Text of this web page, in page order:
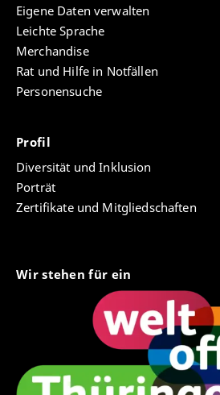
Eigene Daten verwalten
Leichte Sprache
Merchandise
Rat und Hilfe in Notfällen
Personensuche
Profil
Diversität und Inklusion
Porträt
Zertifikate und Mitgliedschaften
Wir stehen für ein